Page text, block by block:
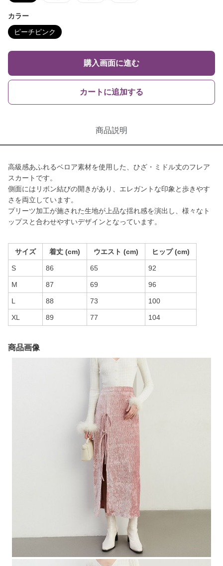
カラー
ピーチピンク
購入画面に進む
カートに追加する
商品説明
高級感あふれるベロア素材を使用した、ひざ・ミドル丈のフレア
スカートです。
側面にはリボン結びの開きがあり、エレガントな印象と歩きやす
さを両立しています。
プリーツ加工が施された生地が上品な揺れ感を演出し、様々なト
ップスと合わせやすいデザインとなっています。
サイズ 着丈 (cm) ウエスト (cm) ヒップ (cm)
S 86 65 92
M 87 69 96
L 88 73 100
XL 89 77 104
商品画像